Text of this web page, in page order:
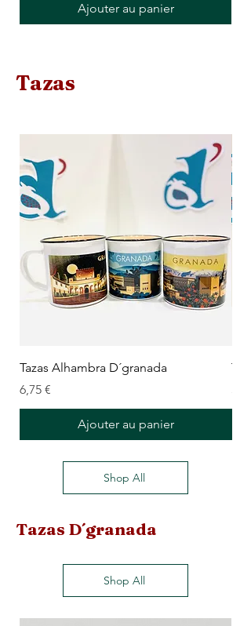
Ajouter au panier
Tazas
Tazas Alhambra D´granada
Prix
6,75 €
Ajouter au panier
Shop All
Tazas D´granada
Shop All